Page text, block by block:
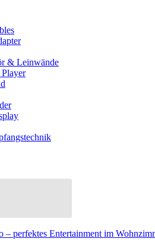
& Leinwände
perfektes Entertainment im